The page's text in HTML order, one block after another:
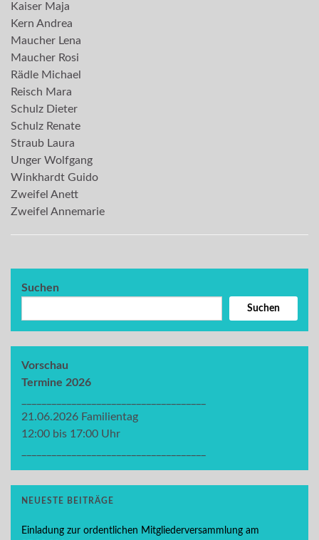
Kaiser Maja
Kern Andrea
Maucher Lena
Maucher Rosi
Rädle Michael
Reisch Mara
Schulz Dieter
Schulz Renate
Straub Laura
Unger Wolfgang
Winkhardt Guido
Zweifel Anett
Zweifel Annemarie
Suchen
Suchen
Vorschau
Termine 2026
21.06.2026 Familientag
12:00 bis 17:00 Uhr
NEUESTE BEITRÄGE
Einladung zur ordentlichen Mitgliederversammlung am